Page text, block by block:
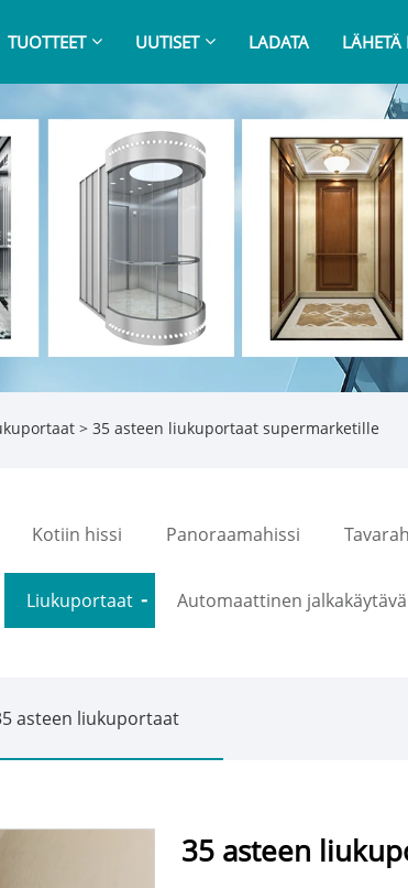
TUOTTEET UUTISET LADATA LÄHETÄ
> 35 asteen liukuportaat supermarketille
Kotiin hissi Panoraamahissi
Liukuportaat Automaattinen jalkakäytävä
asteen liukuportaat
35 asteen